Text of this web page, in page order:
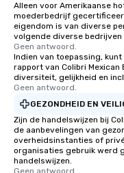
Alleen voor Amerikaanse
moederbedrijf
eigendom is van diverse
volgende diverse
Geen antwoord.
Indien van toepassing,
rapport van Colibri
diversiteit, gelijkheid en
Geen antwoord.
GEZONDHEID EN
Zijn de handelswijzen bij
de aanbevelingen van
overheidsinstanties of
organisaties gebruik werd
handelswijzen.
Geen antwoord.